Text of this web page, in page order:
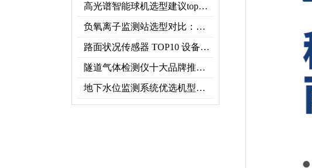
高光谱智能球机选型建议top推荐（附参数表）
负氧离子监测站选型对比：云境天合 TH-FZ5 与天蔚 TW-FZ4 推荐
路面状况传感器 TOP10 设备推荐榜单
隧道气体检测仪十大品牌推荐榜单（2026行业TOP10）
地下水位监测系统优选机型：TH-DSW2深井地下水智能在线监测解决方案